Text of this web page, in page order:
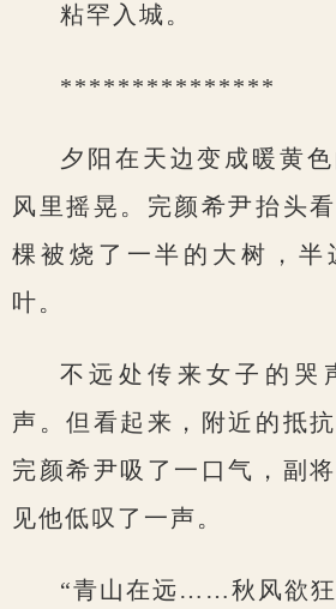
粘罕入城。
***************
夕阳在天边变成暖黄
风里摇晃。完颜希尹抬头
棵被烧了一半的大树，半
叶。
不远处传来女子的哭
声。但看起来，附近的抵
完颜希尹吸了一口气，副
见他低叹了一声。
“青山在远……秋风欲